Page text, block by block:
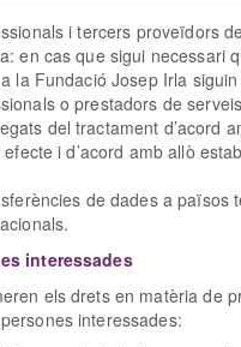
i tercers proveïdors
en cas que sigui necessari
la Fundació Josep Irla
o prestadors de
del tractament d’acord
i d’acord amb allò
de dades a països
interessades
els drets en matèria de
interessades: